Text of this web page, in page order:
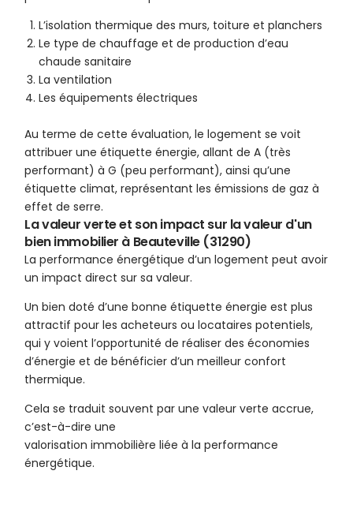
L’isolation thermique des murs, toiture et planchers
Le type de chauffage et de production d’eau
chaude sanitaire
La ventilation
Les équipements électriques
Au terme de cette évaluation, le logement se voit
attribuer une étiquette énergie, allant de A (très
performant) à G (peu performant), ainsi qu’une
étiquette climat, représentant les émissions de gaz à
effet de serre.
La valeur verte et son impact sur la valeur d'un
bien immobilier à Beauteville (31290)
La performance énergétique d’un logement peut avoir
un impact direct sur sa valeur.
Un bien doté d’une bonne étiquette énergie est plus
attractif pour les acheteurs ou locataires potentiels,
qui y voient l’opportunité de réaliser des économies
d’énergie et de bénéficier d’un meilleur confort
thermique.
Cela se traduit souvent par une valeur verte accrue,
c’est-à-dire une
valorisation immobilière liée à la performance
énergétique.